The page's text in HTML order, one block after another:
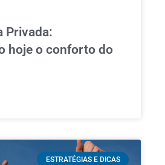
Privada:
hoje o conforto do
ESTRATÉGIAS E DICAS